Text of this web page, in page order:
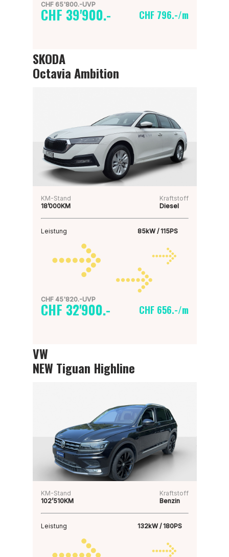
CHF 65'800.-UVP
CHF 39'900.- CHF 796.-/m
SKODA
Octavia Ambition
KM-Stand
18’000KM
Kraftstoff
Diesel
Leistung 85kW / 115PS
CHF 45'820.-UVP
CHF 32'900.- CHF 656.-/m
VW
NEW Tiguan Highline
KM-Stand
102’510KM
Kraftstoff
Benzin
Leistung 132kW / 180PS